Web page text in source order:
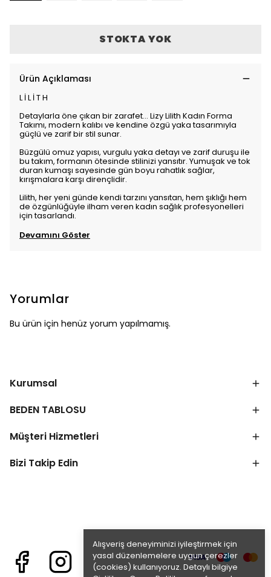
Alışveriş deneyiminizi iyileştirmek için
yasal düzenlemelere uygun çerezler
(cookies) kullanıyoruz. Detaylı bilgiye
STOKTA YOK
Ürün Açıklaması
L İ L İ T H
Detaylarla öne çıkan bir zarafet… Lizy Lilith Kadın Forma
Takımı, modern kalıbı ve kendine özgü yaka tasarımıyla
güçlü ve zarif bir stil sunar.
Büzgülü omuz yapısı, vurgulu yaka detayı ve zarif duruşu ile
bu takım, formanın ötesinde stilinizi yansıtır. Yumuşak ve tok
duran kumaşı sayesinde gün boyu rahatlık sağlar,
kırışmalara karşı dirençlidir.
Lilith, her yeni günde kendi tarzını yansıtan, hem şıklığı hem
de özgünlüğüyle ilham veren kadın sağlık profesyonelleri
için tasarlandı.
Devamını Göster
Yorumlar
Bu ürün için henüz yorum yapılmamış.
Kurumsal
BEDEN TABLOSU
Müşteri Hizmetleri
Bizi Takip Edin